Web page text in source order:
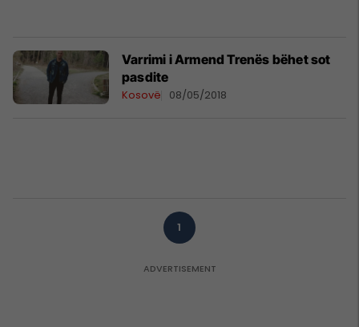
Varrimi i Armend Trenës bëhet sot
pasdite
Kosovë 08/05/2018
1